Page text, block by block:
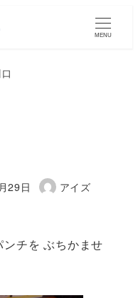
MENU
29日
著
アイズ
ンチを ぶちかませ